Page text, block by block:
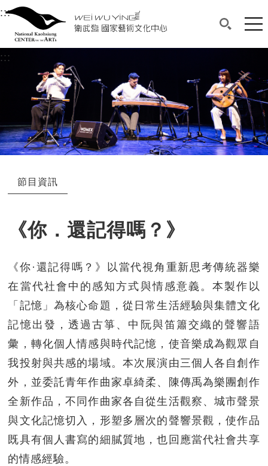
衛武營國家藝術文化中心
中央內容區塊，為本頁主要內容區。
:::選單連結區塊，此區塊列有本網站主要連結。
衛武營國家藝術文化中心
搜尋(開
網
:::
節目資訊
《你．還記得嗎？》
《你·還記得嗎？》以當代視角重新思考傳統器樂
在當代社會中的感知方式與情感意義。本製作以
「記憶」為核心命題，從日常生活經驗與集體文化
記憶出發，透過古箏、中阮與笛簫交織的聲響語
彙，轉化個人情感與時代記憶，使音樂成為觀眾自
我投射與共感的場域。本次展演由三個人各自創作
外，並委託青年作曲家卓綺柔、陳傳禹為樂團創作
全新作品，不同作曲家各自從生活觀察、城市聲景
與文化記憶切入，形塑多層次的聲響景觀，使作品
既具有個人書寫的細膩質地，也回應當代社會共享
的情感經驗。